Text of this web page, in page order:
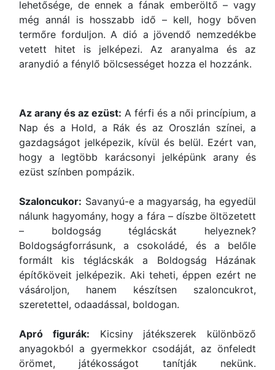
lehetősége, de ennek a fának emberöltő – vagy
még annál is hosszabb idő – kell, hogy bőven
termőre forduljon. A dió a jövendő nemzedékbe
vetett hitet is jelképezi. Az aranyalma és az
aranydió a fénylő bölcsességet hozza el hozzánk.
Az arany és az ezüst: A férfi és a női princípium, a
Nap és a Hold, a Rák és az Oroszlán színei, a
gazdagságot jelképezik, kívül és belül. Ezért van,
hogy a legtöbb karácsonyi jelképünk arany és
ezüst színben pompázik.
Szaloncukor: Savanyú-e a magyarság, ha egyedül
nálunk hagyomány, hogy a fára – díszbe öltözetett
– boldogság téglácskát helyeznek?
Boldogságforrásunk, a csokoládé, és a belőle
formált kis téglácskák a Boldogság Házának
építőköveit jelképezik. Aki teheti, éppen ezért ne
vásároljon, hanem készítsen szaloncukrot,
szeretettel, odaadással, boldogan.
Apró figurák: Kicsiny játékszerek különböző
anyagokból a gyermekkor csodáját, az önfeledt
örömet, játékosságot tanítják nekünk.